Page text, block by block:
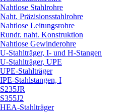
Nahtlose Stahlrohre
Naht. Präzisionsstahlrohre
Nahtlose Leitungsrohre
Rundr. naht. Konstruktion
Nahtlose Gewinderohre
U-Stahlträger, I- und H-Stangen
U-Stahlträger, UPE
UPE-Stahlträger
IPE-Stahlstangen, I
S235JR
S355J2
HEA-Stahlträger